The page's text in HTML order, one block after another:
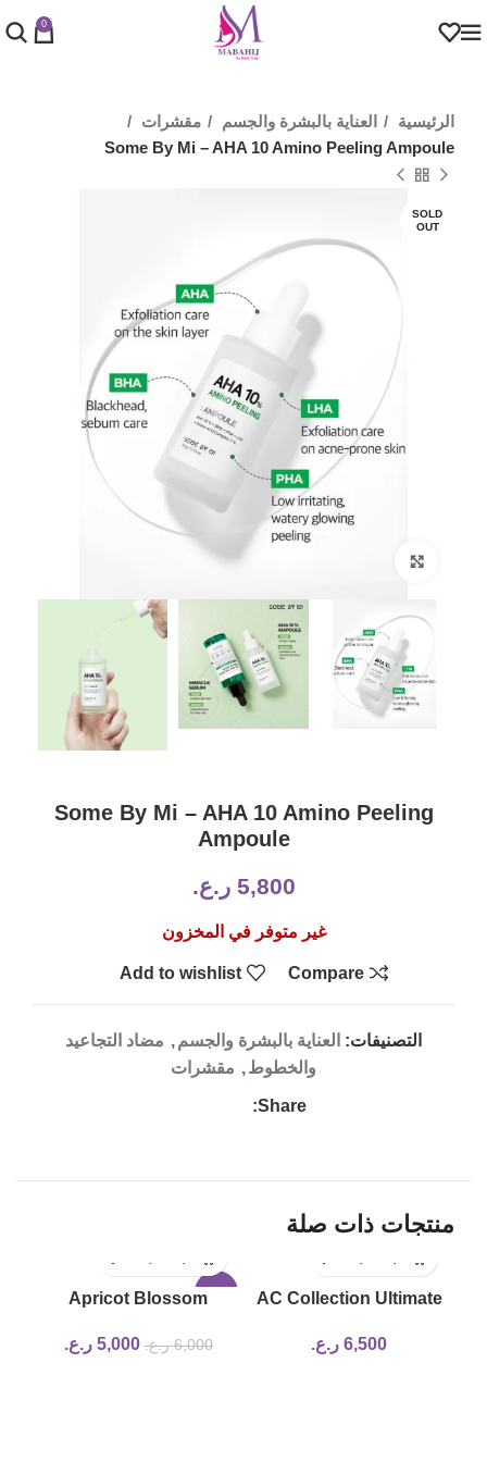
0
الرئيسية العناية بالبشرة والجسم
مقشرات
Some By Mi – AHA 10 Amino Peeling Ampoule
SOLD
OUT
Some By Mi – AHA 10 Amino Peeling
Ampoule
5,800 ر.ع.
غير متوفر في المخزون
Compare
Add to wishlist
التصنيفات: العناية بالبشرة والجسم , مضاد التجاعيد
والخطوط, مقشرات
Share:
منتجات ذات صلة
AC Collection Ultimate
6,500 ر.ع.
Apricot Blossom
joseon 6,000 ر.ع. 5,000 ر.ع.